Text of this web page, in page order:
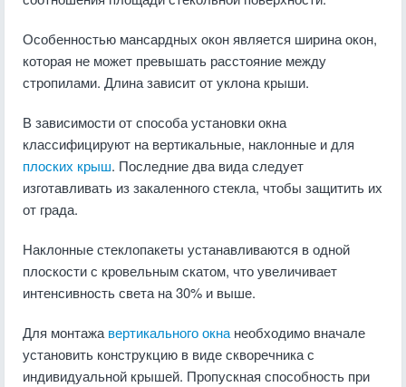
Особенностью мансардных окон является ширина окон,
которая не может превышать расстояние между
стропилами. Длина зависит от уклона крыши.
В зависимости от способа установки окна
классифицируют на вертикальные, наклонные и для
плоских крыш. Последние два вида следует
изготавливать из закаленного стекла, чтобы защитить их
от града.
Наклонные стеклопакеты устанавливаются в одной
плоскости с кровельным скатом, что увеличивает
интенсивность света на 30% и выше.
Для монтажа вертикального окна необходимо вначале
установить конструкцию в виде скворечника с
индивидуальной крышей. Пропускная способность при